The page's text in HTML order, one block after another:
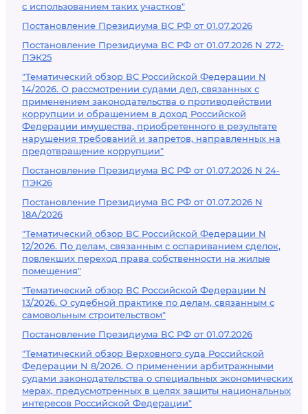
с использованием таких участков"
Постановление Президиума ВС РФ от 01.07.2026
Постановление Президиума ВС РФ от 01.07.2026 N 272-
ПЭК25
"Тематический обзор ВС Российской Федерации N
14/2026. О рассмотрении судами дел, связанных с
применением законодательства о противодействии
коррупции и обращением в доход Российской
Федерации имущества, приобретенного в результате
нарушения требований и запретов, направленных на
предотвращение коррупции"
Постановление Президиума ВС РФ от 01.07.2026 N 24-
ПЭК26
Постановление Президиума ВС РФ от 01.07.2026 N
18А/2026
"Тематический обзор ВС Российской Федерации N
12/2026. По делам, связанным с оспариванием сделок,
повлекших переход права собственности на жилые
помещения"
"Тематический обзор ВС Российской Федерации N
13/2026. О судебной практике по делам, связанным с
самовольным строительством"
Постановление Президиума ВС РФ от 01.07.2026
"Тематический обзор Верховного суда Российской
Федерации N 8/2026. О применении арбитражными
судами законодательства о специальных экономических
мерах, предусмотренных в целях защиты национальных
интересов Российской Федерации"